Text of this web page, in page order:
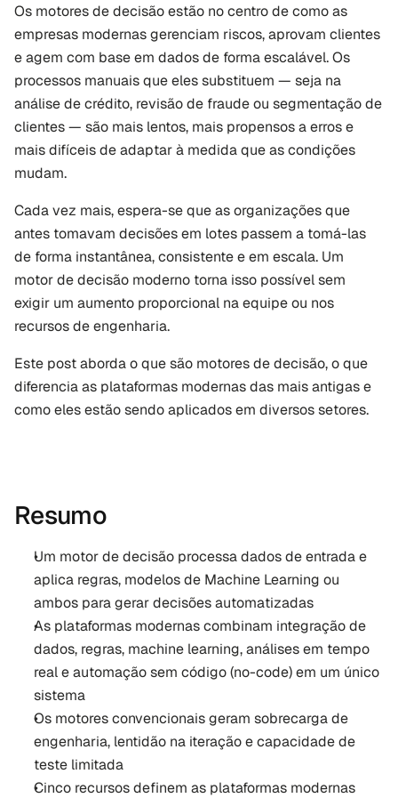
Os motores de decisão estão no centro de como as
empresas modernas gerenciam riscos, aprovam clientes
e agem com base em dados de forma escalável. Os
processos manuais que eles substituem — seja na
análise de crédito, revisão de fraude ou segmentação de
clientes — são mais lentos, mais propensos a erros e
mais difíceis de adaptar à medida que as condições
mudam.
Cada vez mais, espera-se que as organizações que
antes tomavam decisões em lotes passem a tomá-las
de forma instantânea, consistente e em escala. Um
motor de decisão moderno torna isso possível sem
exigir um aumento proporcional na equipe ou nos
recursos de engenharia.
Este post aborda o que são motores de decisão, o que
diferencia as plataformas modernas das mais antigas e
como eles estão sendo aplicados em diversos setores.
Resumo
Um motor de decisão processa dados de entrada e
aplica regras, modelos de Machine Learning ou
ambos para gerar decisões automatizadas
As plataformas modernas combinam integração de
dados, regras, machine learning, análises em tempo
real e automação sem código (no-code) em um único
sistema
Os motores convencionais geram sobrecarga de
engenharia, lentidão na iteração e capacidade de
teste limitada
Cinco recursos definem as plataformas modernas